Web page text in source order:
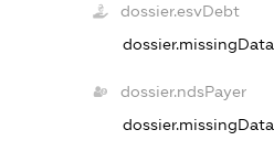
dossier.esvDebt
dossier.missingData
dossier.ndsPayer
dossier.missingData